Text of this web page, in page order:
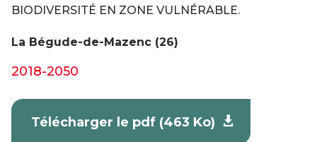
BIODIVERSITÉ EN ZONE VULNÉRABLE.
La Bégude-de-Mazenc (26)
2018-2050
Télécharger le pdf (463 Ko)